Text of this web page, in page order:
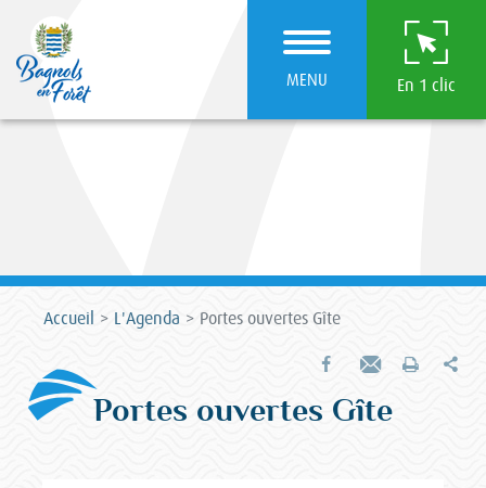
MENU En 1 clic
Accueil L'Agenda Portes ouvertes Gîte
Partager sur Facebook
Envoyer par e-mail
Imprimer
Portes ouvertes Gîte